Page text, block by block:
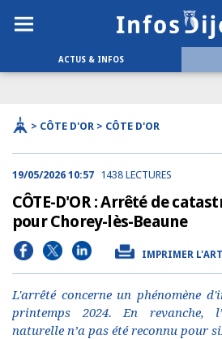
ACTUS & INFOS
> CÔTE D'OR > CÔTE D'OR
19/05/2026 10:57 1438 LECTURES
CÔTE-D'OR : Arrêté de
pour Chorey-lès-Beaune
IMPRIMER
L'arrêté concerne un phénomène
printemps 2024. En revanche,
naturelle n’a pas été reconnu pour